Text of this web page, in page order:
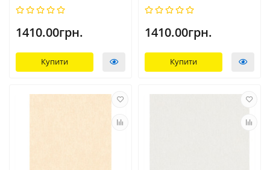
1410.00грн.
Купити
1410.00грн.
Купити